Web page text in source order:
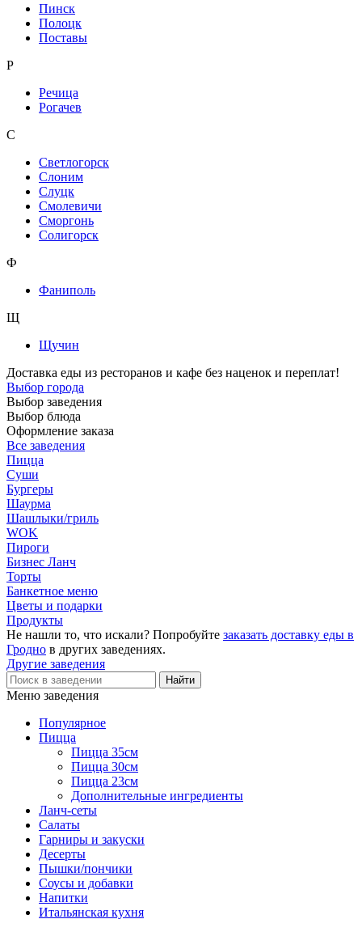
Пинск
Полоцк
Поставы
Р
Речица
Рогачев
С
Светлогорск
Слоним
Слуцк
Смолевичи
Сморгонь
Солигорск
Ф
Фаниполь
Щ
Щучин
Доставка еды из ресторанов и кафе без наценок и переплат!
Выбор города
Выбор заведения
Выбор блюда
Оформление заказа
Все заведения
Пицца
Суши
Бургеры
Шаурма
Шашлыки/гриль
WOK
Пироги
Бизнес Ланч
Торты
Банкетное меню
Цветы и подарки
Продукты
Не нашли то, что искали? Попробуйте заказать доставку еды в
Гродно в других заведениях.
Другие заведения
Меню заведения
Популярное
Пицца
Пицца 35см
Пицца 30см
Пицца 23см
Дополнительные ингредиенты
Ланч-сеты
Салаты
Гарниры и закуски
Десерты
Пышки/пончики
Соусы и добавки
Напитки
Итальянская кухня